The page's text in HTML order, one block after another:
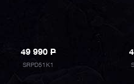
49 990P
SRPD51K1